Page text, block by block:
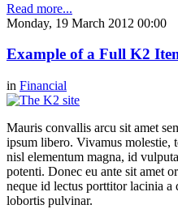
Read more...
Monday, 19 March 2012 00:00
Example of a Full K2
in Financial
Mauris convallis arcu sit amet
ipsum libero. Vivamus molestie,
nisl elementum magna, id
potenti. Donec eu ante sit amet
neque id lectus porttitor lacinia
lobortis pulvinar.